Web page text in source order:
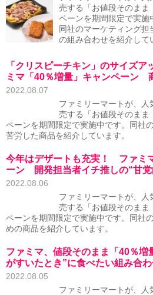
売する「お値段そのまま
ペーンを期間限定で実施
同社のマーケティング
の組み合わせを紹介して
「クリスピーチキン」のサイズ
ミマ「40％増量」キャンペーン
2022.08.07
ファミリーマートが、人
売する「お値段そのまま
ペーンを期間限定で実施中です。同社
苦労した商品を紹介しています。
今年はデザートも充実！ ファミ
ーン 開発担当者イチ推しの“甘党
2022.08.06
ファミリーマートが、人
売する「お値段そのまま
ペーンを期間限定で実施中です。同社
めの商品を紹介しています。
ファミマ、値段そのまま「40％
がすいたとき”に食べたい組み合
2022.08.05
ファミリーマートが、人